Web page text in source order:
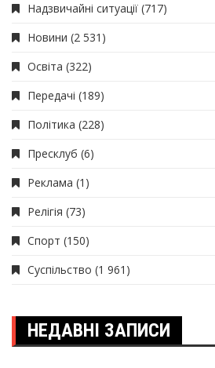
Надзвичайні ситуації (717)
Новини (2 531)
Освіта (322)
Передачі (189)
Політика (228)
Пресклуб (6)
Реклама (1)
Релігія (73)
Спорт (150)
Суспільство (1 961)
НЕДАВНІ ЗАПИСИ